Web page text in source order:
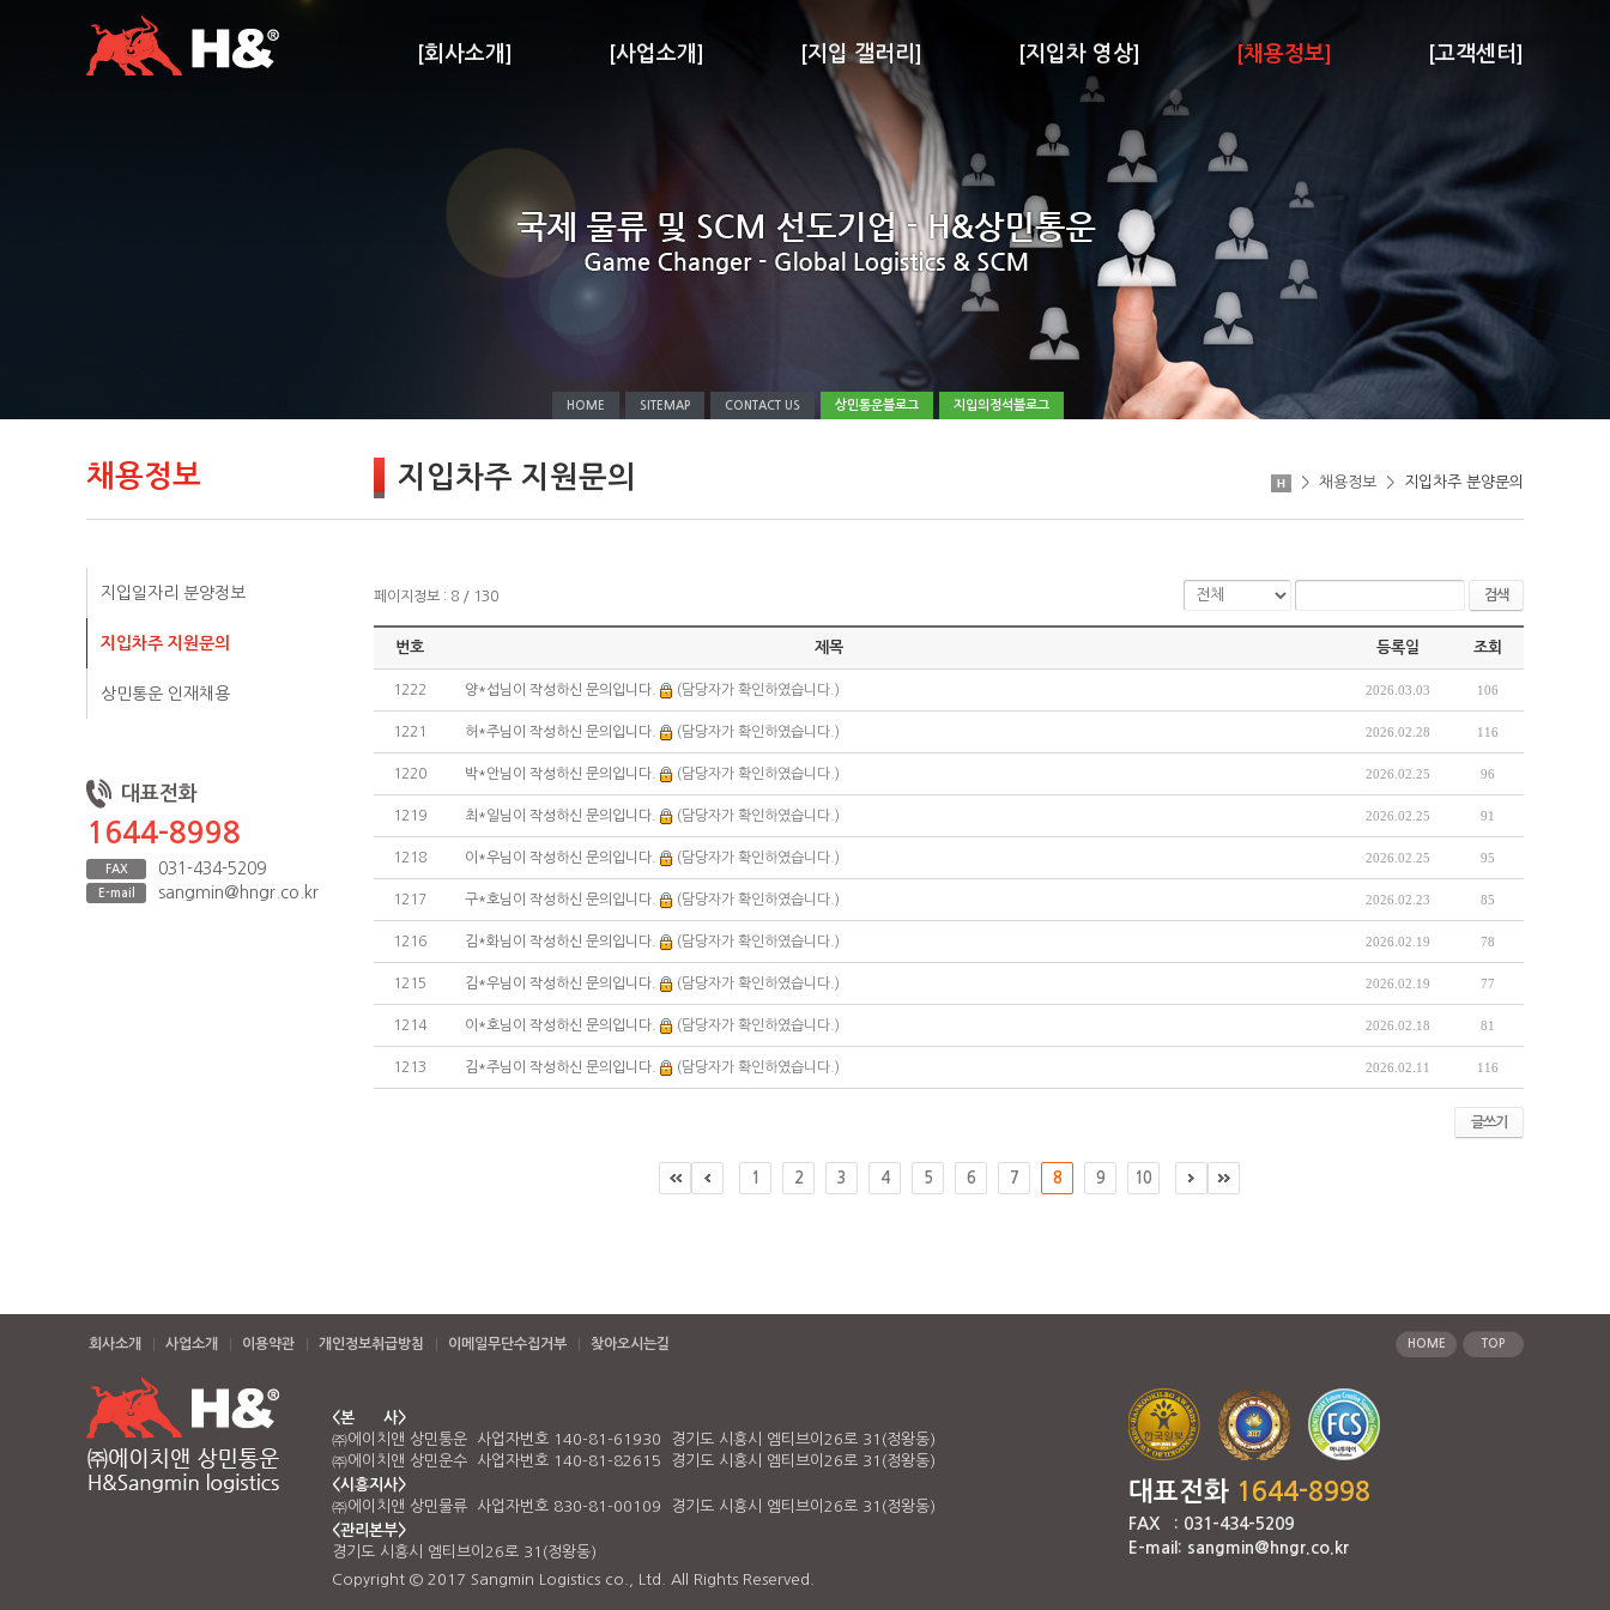
HOME SITEMAP CONTACT US 상민통운블로그 지입의정석블로그
[회사소개] [사업소개] [지입 갤러리] [지입차 영상] [채용정보] [고객센터]
채용정보
지입일자리 분양정보
지입차주 지원문의
상민통운 인재채용
대표전화
1644-8998
FAX 031-434-5209
E-mail sangmin@hngr.co.kr
지입차주 지원문의 > 채용정보 > 지입차주 분양문의
페이지정보 : 8 / 130 검색
번호 제목 등록일 조회
1222 양*섭님이 작성하신 문의입니다. (담당자가 확인하였습니다.) 2026.03.03 106
1221 허*주님이 작성하신 문의입니다. (담당자가 확인하였습니다.) 2026.02.28 116
1220 박*안님이 작성하신 문의입니다. (담당자가 확인하였습니다.) 2026.02.25 96
1219 최*일님이 작성하신 문의입니다. (담당자가 확인하였습니다.) 2026.02.25 91
1218 이*우님이 작성하신 문의입니다. (담당자가 확인하였습니다.) 2026.02.25 95
1217 구*호님이 작성하신 문의입니다. (담당자가 확인하였습니다.) 2026.02.23 85
1216 김*화님이 작성하신 문의입니다. (담당자가 확인하였습니다.) 2026.02.19 78
1215 김*우님이 작성하신 문의입니다. (담당자가 확인하였습니다.) 2026.02.19 77
1214 이*호님이 작성하신 문의입니다. (담당자가 확인하였습니다.) 2026.02.18 81
1213 김*주님이 작성하신 문의입니다. (담당자가 확인하였습니다.) 2026.02.11 116
글쓰기
1 2 3 4 5 6 7 8 9 10
회사소개 사업소개 이용약관 개인정보취급방침 이메일무단수집거부 찾아오시는길 HOME TOP
대표전화 1644-8998
FAX : 031-434-5209
E-mail: sangmin@hngr.co.kr
<본 사>
㈜에이치앤 상민통운 사업자번호 140-81-61930 경기도 시흥시 엠티브이26로 31(정왕동)
㈜에이치앤 상민운수 사업자번호 140-81-82615 경기도 시흥시 엠티브이26로 31(정왕동)
<시흥지사>
㈜에이치앤 상민물류 사업자번호 830-81-00109 경기도 시흥시 엠티브이26로 31(정왕동)
<관리본부>
경기도 시흥시 엠티브이26로 31(정왕동)
Copyright © 2017 Sangmin Logistics co., Ltd. All Rights Reserved.